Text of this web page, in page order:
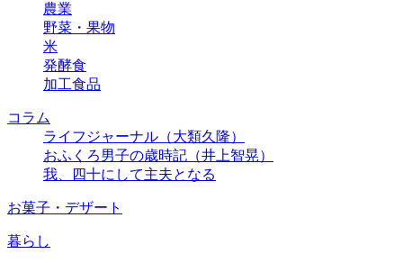
農業
野菜・果物
米
発酵食
加工食品
コラム
ライフジャーナル（大類久隆）
おふくろ男子の歳時記（井上智晃）
我、四十にして主夫となる
お菓子・デザート
暮らし